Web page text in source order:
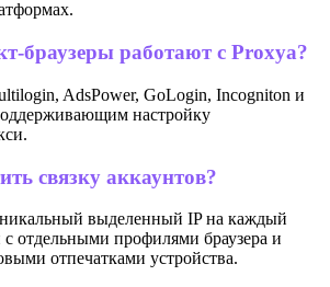
браузеры работают с Proxya?
AdsPower, GoLogin, Incogniton и
настройку
связку аккаунтов?
выделенный IP на каждый
с отдельными профилями браузера и
отпечатками устройства.